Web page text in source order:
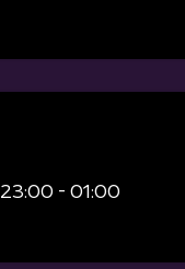
23:00 - 01:00